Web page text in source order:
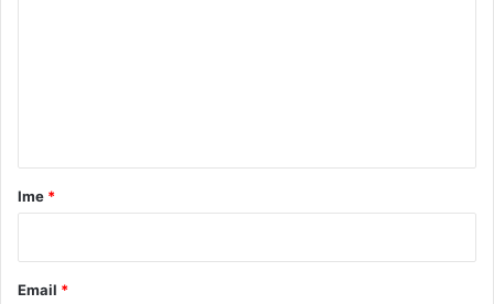
rIme *
Email *